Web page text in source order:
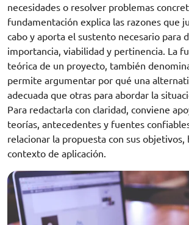
necesidades o resolver problemas
fundamentación explica las razones que
cabo y aporta el sustento necesario para
importancia, viabilidad y pertinencia. La
teórica de un proyecto, también
permite argumentar por qué una
adecuada que otras para abordar la
Para redactarla con claridad, conviene
teorías, antecedentes y fuentes
relacionar la propuesta con sus objetivos,
contexto de aplicación.